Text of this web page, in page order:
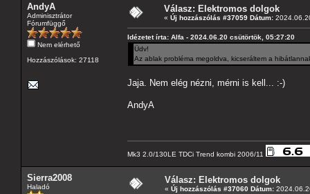
AndyA
Adminisztrátor
Fórumfüggő
Nem elérhető
Hozzászólások: 27118
Válasz: Elektromos dolgok
« Új hozzászólás #37059 Dátum:
Idézetet írta: Alfa - 2024.06.20 csütörtök, 05:27:20
Üdv!
Az ablak probléma megoldva, kicseráltem a
Jaja. Nem elég nézni, mérni is kell... :-)
AndyA
Mk3 2.0/130LE TDCi Trend kombi 2006/11
Sierra2008
Haladó
Válasz: Elektromos dolgok
« Új hozzászólás #37060 Dátum: